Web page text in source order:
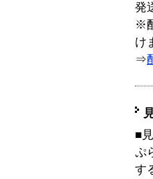
発
※
け
⇒
■
ぷ
す